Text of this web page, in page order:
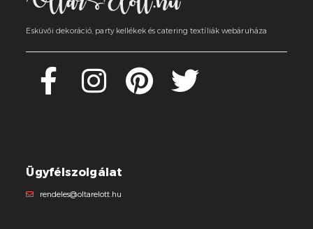
Esküvői dekoráció, party kellékek és catering textíliák webáruháza
Ügyfélszolgálat
rendeles@oltarelott.hu